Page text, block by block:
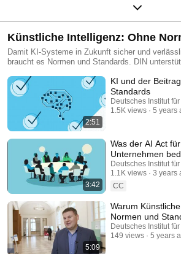
Künstliche Intelligenz: Ohne
Standards geht es nicht
Damit KI-Systeme in Zukunft sicher und
braucht es Normen und Standards. DIN
internationalen Wettbewerb um die besten
Bereich der Künstlichen Intelligenz (KI) zu
innovationsfreundliche Rahmenbedingungen für
Zukunft zu schaffen.
2:51
KI und der
Standards
Deutsches Institut
1.5K views
5 years
3:42
Was der AI Act für
Unternehmen
Deutsches Institut
1.1K views
3 years
CC
5:09
Warum
Normen und
Deutsches Institut
149 views
5 years